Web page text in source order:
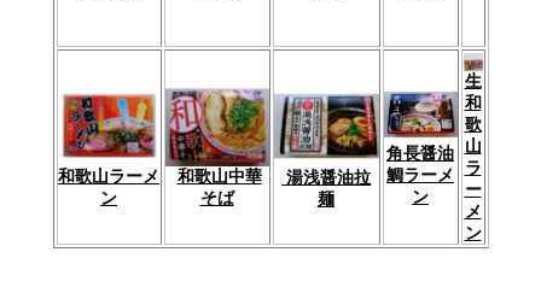
和歌山ラーメ
ン
和歌山中華
そば
湯浅醤油拉
麺
角長醤油
鯛ラーメ
ン
生
和
歌
山
ラ
ー
メ
ン